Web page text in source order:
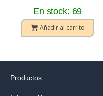
En stock: 69
Añadir al carrito
Productos